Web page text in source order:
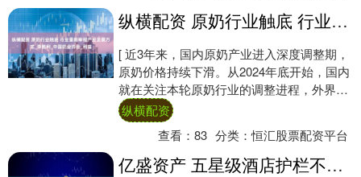
纵横配资 原奶行业触底 行业重新审视产业发展方式_李胜利_中国奶业协会_利益
[ 近3年来，国内原奶产业进入深度调整期，
原奶价格持续下滑。从2024年底开始，国内
就在关注本轮原奶行业的调整进程，外界普
遍认为2025年原奶行业将迎来拐点。 ....
纵横配资
查看：83 分类：恒汇股票配资平台
亿盛资产 五星级酒店护栏不稳致9个月婴儿摔落，三亚通报_游客_问题_海棠